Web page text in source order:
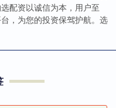
配资以诚信为本，用户至
，为您的投资保驾护航。选